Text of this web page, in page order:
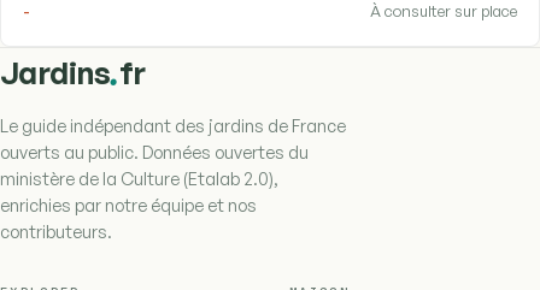
- À consulter sur place
Jardins.fr
Le guide indépendant des jardins de France
ouverts au public. Données ouvertes du
ministère de la Culture (Etalab 2.0),
enrichies par notre équipe et nos
contributeurs.